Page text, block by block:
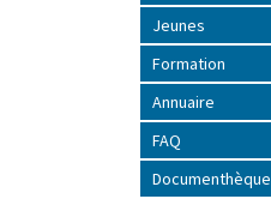
Jeunes
Formation
Annuaire
FAQ
Documenthèque